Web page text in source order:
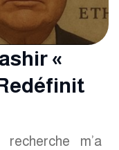
«
m’a